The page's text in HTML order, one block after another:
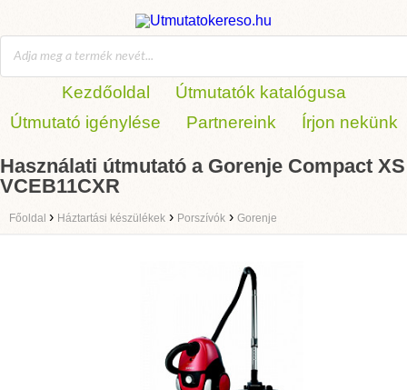
Kezdőoldal
Útmutatók katalógusa
Útmutató igénylése
Partnereink Írjon nekünk
Használati útmutató a Gorenje Compact XS
VCEB11CXR
Főoldal › Háztartási készülékek › Porszívók › Gorenje